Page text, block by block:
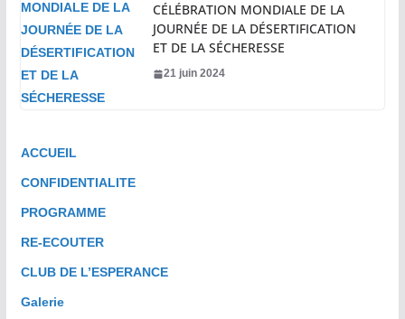
CÉLÉBRATION MONDIALE DE LA
JOURNÉE DE LA DÉSERTIFICATION
ET DE LA SÉCHERESSE
21 juin 2024
ACCUEIL
CONFIDENTIALITE
PROGRAMME
RE-ECOUTER
CLUB DE L’ESPERANCE
Galerie